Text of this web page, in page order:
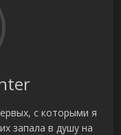
с которыми я
запала в душу на